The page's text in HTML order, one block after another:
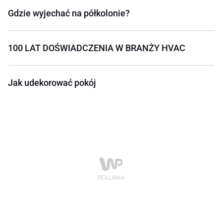
Gdzie wyjechać na półkolonie?
100 LAT DOŚWIADCZENIA W BRANŻY HVAC
Jak udekorować pokój